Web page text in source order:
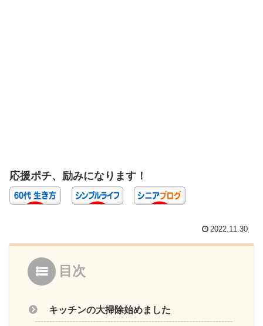
応援ポチ、励みになります！
2022.11.30
目次
キッチンの大掃除始めました